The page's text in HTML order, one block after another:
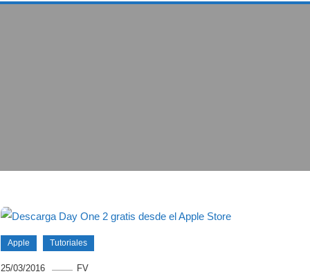
Apple Tutoriales
25/03/2016 FV